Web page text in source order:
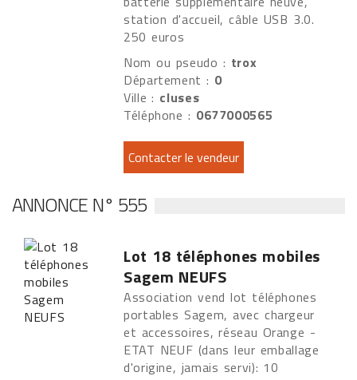
station d'accueil, câble USB 3.0.
250 euros
Nom ou pseudo : trox
Département : 0
Ville : cluses
Téléphone : 0677000565
ANNONCE N° 555
Lot 18 téléphones mobiles
Sagem NEUFS
Association vend lot téléphones
portables Sagem, avec chargeur
et accessoires, réseau Orange -
ETAT NEUF (dans leur emballage
d'origine, jamais servi): 10